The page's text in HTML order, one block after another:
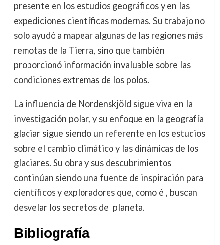
presente en los estudios geográficos y en las
expediciones científicas modernas. Su trabajo no
solo ayudó a mapear algunas de las regiones más
remotas de la Tierra, sino que también
proporcionó información invaluable sobre las
condiciones extremas de los polos.
La influencia de Nordenskjöld sigue viva en la
investigación polar, y su enfoque en la geografía
glaciar sigue siendo un referente en los estudios
sobre el cambio climático y las dinámicas de los
glaciares. Su obra y sus descubrimientos
continúan siendo una fuente de inspiración para
científicos y exploradores que, como él, buscan
desvelar los secretos del planeta.
Bibliografía